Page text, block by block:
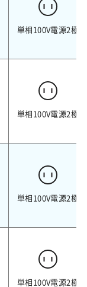
単相100V電源2極
単相100V電源2極
単相100V電源2極
単相100V電源2極